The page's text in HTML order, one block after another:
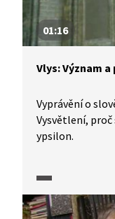
01:16
Vlys: Význam
Vyprávění o
Vysvětlení, proč
ypsilon.